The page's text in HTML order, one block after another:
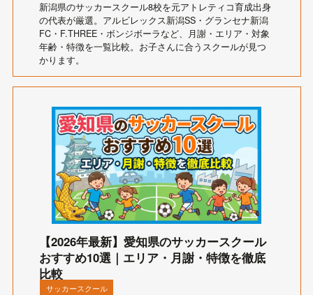
新潟県のサッカースクール8校を元アトレティコ育成出身
の代表が厳選。アルビレックス新潟SS・グランセナ新潟
FC・F.THREE・ボンジボーラなど、月謝・エリア・対象
年齢・特徴を一覧比較。お子さんに合うスクールが見つ
かります。
【2026年最新】愛知県のサッカースクール
おすすめ10選｜エリア・月謝・特徴を徹底
比較
サッカースクール